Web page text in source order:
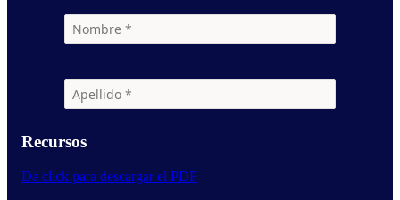
Recursos
Da click para descargar el PDF